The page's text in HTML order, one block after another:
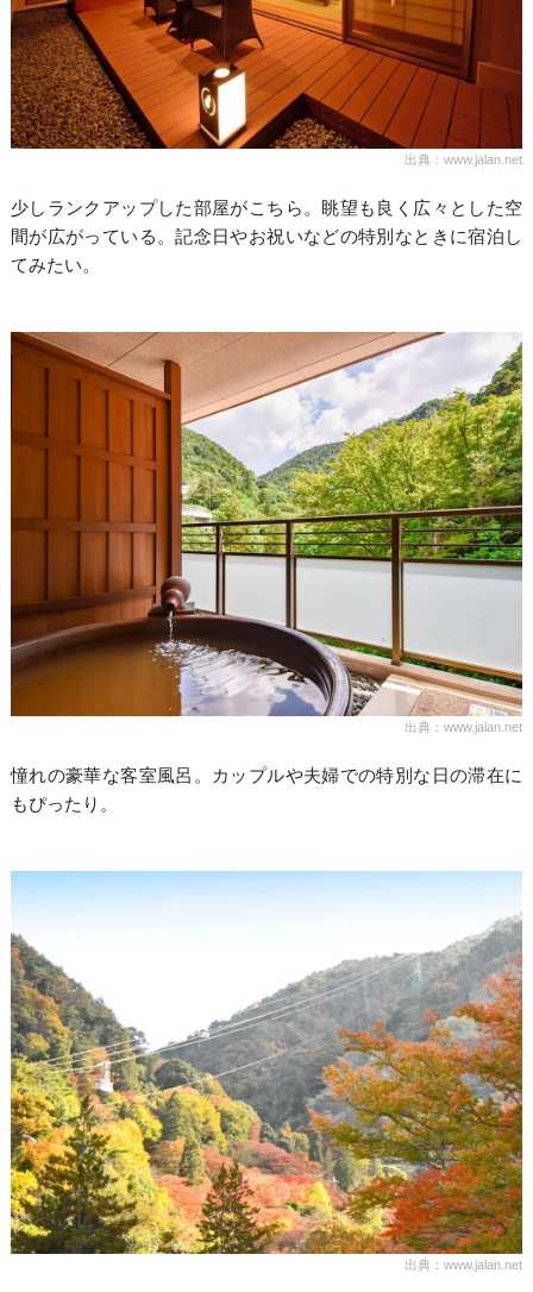
出典：www.jalan.net
少しランクアップした部屋がこちら。眺望も良く広々とした空
間が広がっている。記念日やお祝いなどの特別なときに宿泊し
てみたい。
出典：www.jalan.net
憧れの豪華な客室風呂。カップルや夫婦での特別な日の滞在に
もぴったり。
出典：www.jalan.net